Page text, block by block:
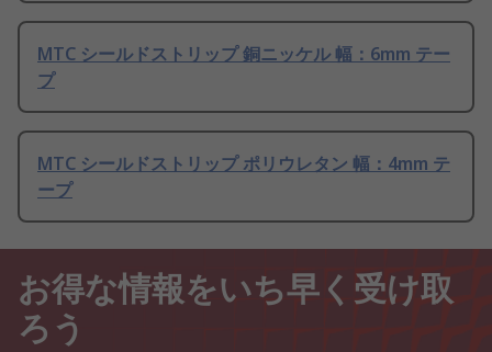
MTC シールドストリップ 銅ニッケル 幅：6mm テー
プ
MTC シールドストリップ ポリウレタン 幅：4mm テ
ープ
お得な情報をいち早く受け取
ろう